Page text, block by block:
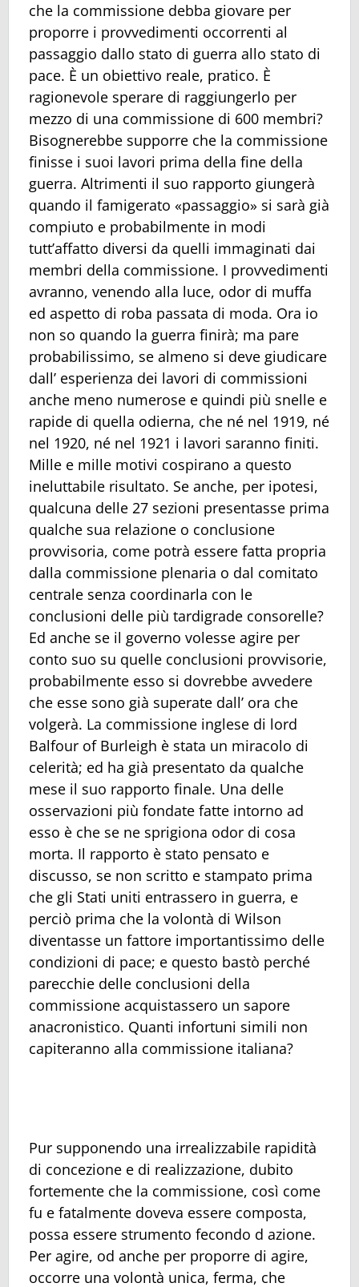
che la commissione debba giovare per
proporre i provvedimenti occorrenti al
passaggio dallo stato di guerra allo stato di
pace. È un obiettivo reale, pratico. È
ragionevole sperare di raggiungerlo per
mezzo di una commissione di 600 membri?
Bisognerebbe supporre che la commissione
finisse i suoi lavori prima della fine della
guerra. Altrimenti il suo rapporto giungerà
quando il famigerato «passaggio» si sarà già
compiuto e probabilmente in modi
tutt’affatto diversi da quelli immaginati dai
membri della commissione. I provvedimenti
avranno, venendo alla luce, odor di muffa
ed aspetto di roba passata di moda. Ora io
non so quando la guerra finirà; ma pare
probabilissimo, se almeno si deve giudicare
dall’ esperienza dei lavori di commissioni
anche meno numerose e quindi più snelle e
rapide di quella odierna, che né nel 1919, né
nel 1920, né nel 1921 i lavori saranno finiti.
Mille e mille motivi cospirano a questo
ineluttabile risultato. Se anche, per ipotesi,
qualcuna delle 27 sezioni presentasse prima
qualche sua relazione o conclusione
provvisoria, come potrà essere fatta propria
dalla commissione plenaria o dal comitato
centrale senza coordinarla con le
conclusioni delle più tardigrade consorelle?
Ed anche se il governo volesse agire per
conto suo su quelle conclusioni provvisorie,
probabilmente esso si dovrebbe avvedere
che esse sono già superate dall’ ora che
volgerà. La commissione inglese di lord
Balfour of Burleigh è stata un miracolo di
celerità; ed ha già presentato da qualche
mese il suo rapporto finale. Una delle
osservazioni più fondate fatte intorno ad
esso è che se ne sprigiona odor di cosa
morta. Il rapporto è stato pensato e
discusso, se non scritto e stampato prima
che gli Stati uniti entrassero in guerra, e
perciò prima che la volontà di Wilson
diventasse un fattore importantissimo delle
condizioni di pace; e questo bastò perché
parecchie delle conclusioni della
commissione acquistassero un sapore
anacronistico. Quanti infortuni simili non
capiteranno alla commissione italiana?
Pur supponendo una irrealizzabile rapidità
di concezione e di realizzazione, dubito
fortemente che la commissione, così come
fu e fatalmente doveva essere composta,
possa essere strumento fecondo d azione.
Per agire, od anche per proporre di agire,
occorre una volontà unica, ferma, che